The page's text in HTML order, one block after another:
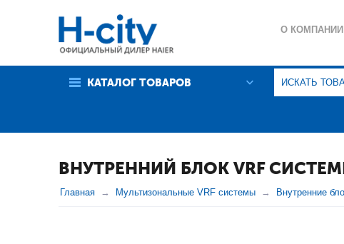
О КОМПАНИИ
КАТАЛОГ ТОВАРОВ
ВНУТРЕННИЙ БЛОК VRF СИСТЕМЫ
Главная Мультизональные VRF системы Внутренние